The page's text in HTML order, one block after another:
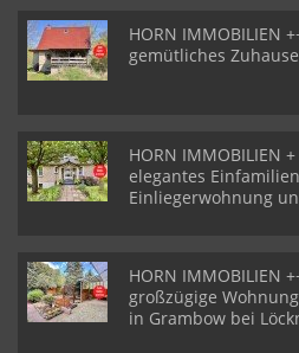
HORN IMMOBILIEN
gemütliches
HORN IMMOBILIEN
elegantes
Einliegerwohnung
HORN IMMOBILIEN
großzügige
in Grambow bei